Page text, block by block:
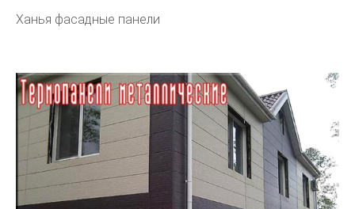
Ханья фасадные панели